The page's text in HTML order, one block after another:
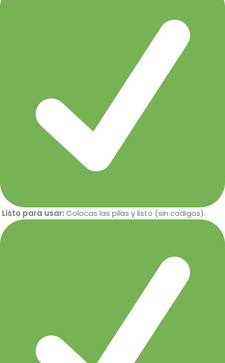
Listo para usar: Colocas las pilas y listo (sin codigos).